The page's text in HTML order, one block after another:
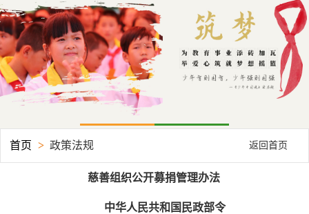
| 助学建校
| 关爱老人
| 志愿者培训
| 劝募志愿者查询
我要捐助
| 公益动态
| 信息公开
首页 > 政策法规 返回首页
慈善组织公开募捐管理办法
中华人民共和国民政部令